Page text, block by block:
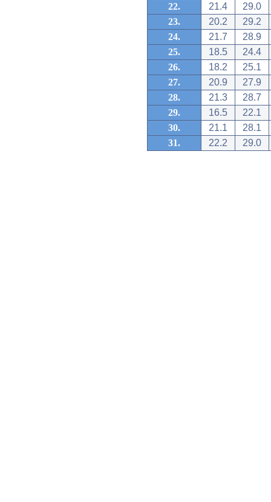
22.
21.4
29.0
23.
20.2
29.2
24.
21.7
28.9
25.
18.5
24.4
26.
18.2
25.1
27.
20.9
27.9
28.
21.3
28.7
29.
16.5
22.1
30.
21.1
28.1
31.
22.2 29.0